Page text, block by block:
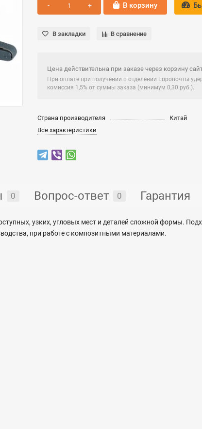
В корзину
В закладки В сравнение
Цена действительна при заказе через корзину
При оплате при получении в отделении Европочты
комиссия 1,5% от суммы заказа (минимум 0,30 руб.).
Страна производителя
Китай
Все характеристики
0 Вопрос-ответ 0 Гарантия
узких, угловых мест и деталей сложной формы.
при работе с композитными материалами.